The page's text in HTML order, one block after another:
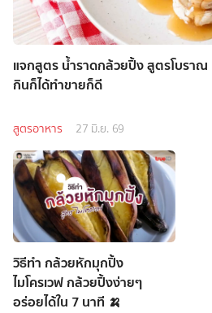
แจกสูตร น้ำราดกล้วยปิ้ง สูตรโบรา
กินก็ได้ทำขายก็ดี
สูตรอาหาร 27 มิ.ย. 69
วิธีทำ กล้วยหักมุกปิ้ง
ไมโครเวฟ กล้วยปิ้งง่ายๆ
อร่อยได้ใน 7 นาที 🍌